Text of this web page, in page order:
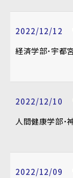
2022/12/12
経済学部・宇
2022/12/10
人間健康学部
2022/12/09